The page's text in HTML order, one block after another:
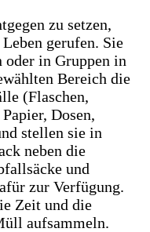
zu setzen,
gerufen. Sie
in Gruppen in
Bereich die
(Flaschen,
Dosen,
stellen sie in
neben die
und
zur Verfügung.
Zeit und die
aufsammeln.